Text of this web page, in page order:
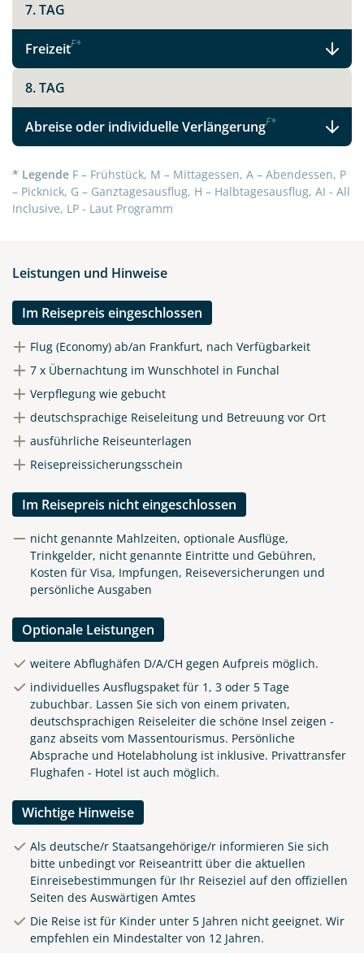
Link kopieren
7. TAG
FreizeitF*
8. TAG
Abreise oder individuelle VerlängerungF*
* Legende F – Frühstück, M – Mittagessen, A – Abendessen, P
– Picknick, G – Ganztagesausflug, H – Halbtagesausflug, AI - All
Inclusive, LP - Laut Programm
Leistungen und Hinweise
Im Reisepreis eingeschlossen
Flug (Economy) ab/an Frankfurt, nach Verfügbarkeit
7 x Übernachtung im Wunschhotel in Funchal
Verpflegung wie gebucht
deutschsprachige Reiseleitung und Betreuung vor Ort
ausführliche Reiseunterlagen
Reisepreissicherungsschein
Im Reisepreis nicht eingeschlossen
nicht genannte Mahlzeiten, optionale Ausflüge,
Trinkgelder, nicht genannte Eintritte und Gebühren,
Kosten für Visa, Impfungen, Reiseversicherungen und
persönliche Ausgaben
Optionale Leistungen
weitere Abflughäfen D/A/CH gegen Aufpreis möglich.
individuelles Ausflugspaket für 1, 3 oder 5 Tage
zubuchbar. Lassen Sie sich von einem privaten,
deutschsprachigen Reiseleiter die schöne Insel zeigen -
ganz abseits vom Massentourismus. Persönliche
Absprache und Hotelabholung ist inklusive. Privattransfer
Flughafen - Hotel ist auch möglich.
Wichtige Hinweise
Als deutsche/r Staatsangehörige/r informieren Sie sich
bitte unbedingt vor Reiseantritt über die aktuellen
Einreisebestimmungen für Ihr Reiseziel auf den offiziellen
Seiten des Auswärtigen Amtes
Die Reise ist für Kinder unter 5 Jahren nicht geeignet. Wir
empfehlen ein Mindestalter von 12 Jahren.